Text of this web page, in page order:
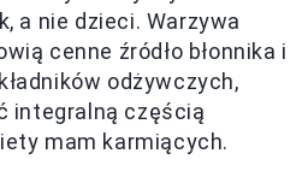
a nie dzieci. Warzywa
cenne źródło błonnika i
odżywczych,
integralną częścią
mam karmiących.